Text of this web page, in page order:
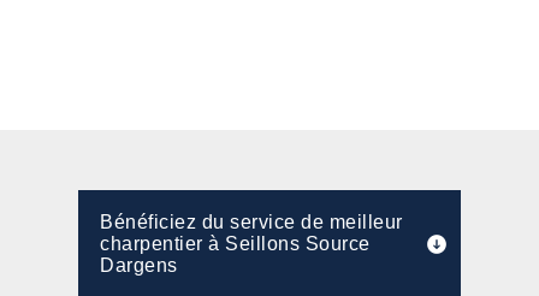
Bénéficiez du service de meilleur
charpentier à Seillons Source
Dargens